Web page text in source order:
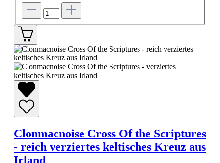
Clonmacnoise Cross Of the Scriptures
- reich verziertes keltisches Kreuz aus
Irland